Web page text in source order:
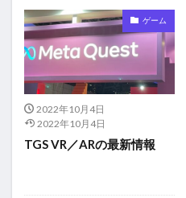
ゲーム
2022年10月4日
2022年10月4日
TGS VR／ARの最新情報